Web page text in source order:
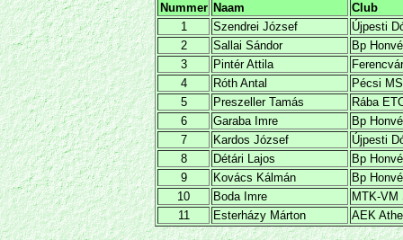
Nummer Naam
Club
1
Szendrei József
Újpesti
2
Sallai Sándor
Bp
3
Pintér Attila
4
Róth Antal
Pécsi
5
Preszeller Tamás
Rába
6
Garaba Imre
Bp
7
Kardos József
Újpesti
8
Détári Lajos
Bp
9
Kovács Kálmán
Bp
10
Boda Imre
MTK-VM
11
Esterházy Márton AEK